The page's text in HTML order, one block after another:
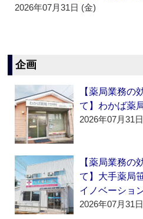
2026年07月31日 (金)
企画
【薬局業務の
て】わかば薬
2026年07月31
【薬局業務の
て】大手薬局
イノベーション
2026年07月31